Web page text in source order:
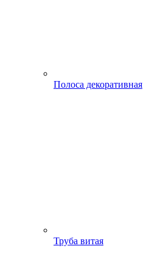
Полоса декоративная
Труба витая